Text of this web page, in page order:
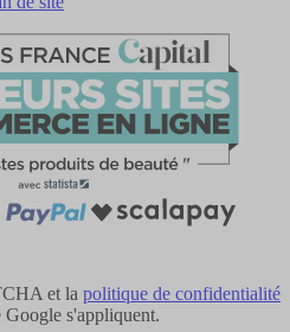
et la politique de confidentialité
Google s'appliquent.